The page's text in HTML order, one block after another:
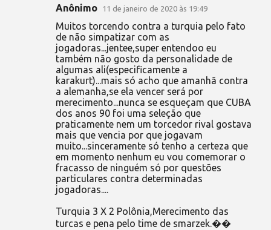
Anônimo 11 de janeiro de 2020 às 19:49
Muitos torcendo contra a turquia pelo fato
de não simpatizar com as
jogadoras...jentee,super entendoo eu
também não gosto da personalidade de
algumas ali(especificamente a
karakurt)...mais só acho que amanhã contra
a alemanha,se ela vencer será por
merecimento...nunca se esqueçam que CUBA
dos anos 90 foi uma seleção que
praticamente nem um torcedor rival gostava
mais que vencia por que jogavam
muito...sinceramente só tenho a certeza que
em momento nenhum eu vou comemorar o
fracasso de ninguém só por questões
particulares contra determinadas
jogadoras....
Turquia 3 X 2 Polônia,Merecimento das
turcas e pena pelo time de smarzek.��